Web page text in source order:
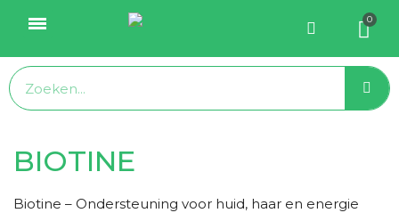
BIOTINE
Biotine – Ondersteuning voor huid, haar en energie